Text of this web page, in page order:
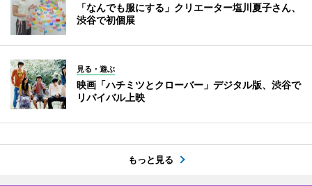
「なんでも服にする」クリエーター塩川夏子さん、
渋谷で初個展
見る・遊ぶ
映画「ハチミツとクローバー」デジタル版、渋谷で
リバイバル上映
もっと見る